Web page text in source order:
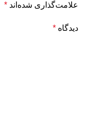
علامت‌گذاری شده‌اند *
دیدگاه *